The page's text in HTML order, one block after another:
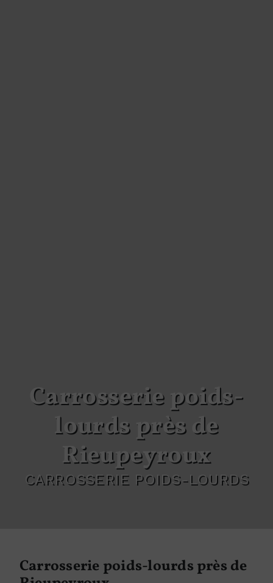
Carrosserie poids-
lourds près de
Rieupeyroux
CARROSSERIE POIDS-LOURDS
Carrosserie poids-lourds près de